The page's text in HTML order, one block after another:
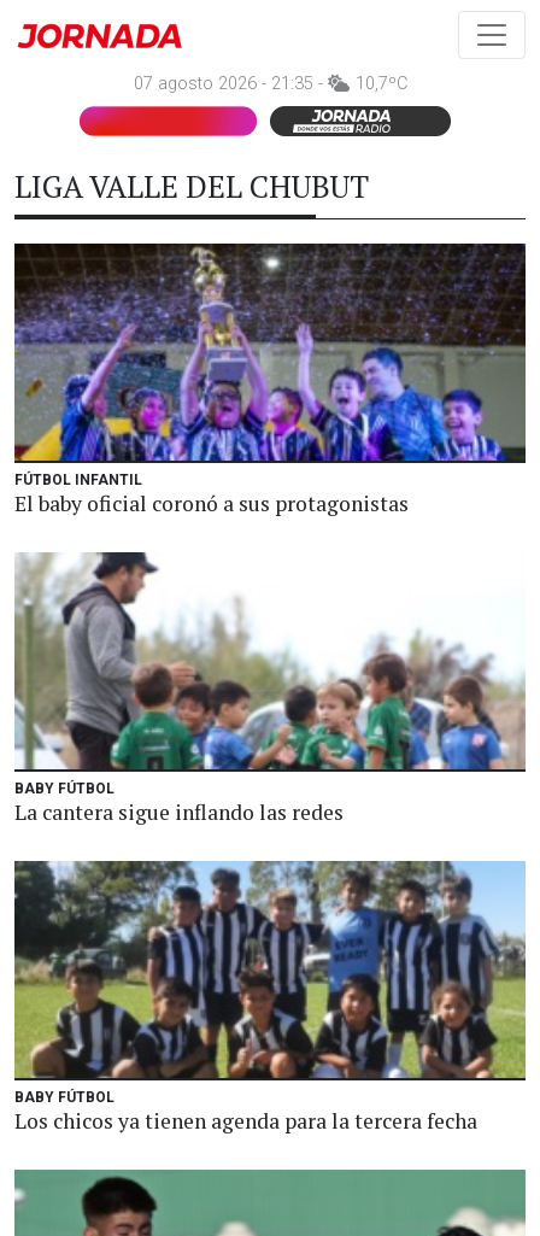
07 agosto 2026 - 21:35 - 10,7ºC
LIGA VALLE DEL CHUBUT
FÚTBOL INFANTIL
El baby oficial coronó a sus protagonistas
BABY FÚTBOL
La cantera sigue inflando las redes
BABY FÚTBOL
Los chicos ya tienen agenda para la tercera fecha